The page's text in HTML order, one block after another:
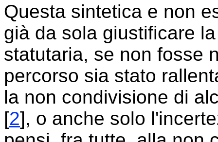
Questa sintetica e non
già da sola giustificare
statutaria, se non fosse
percorso sia stato
la non condivisione di
[2], o anche solo